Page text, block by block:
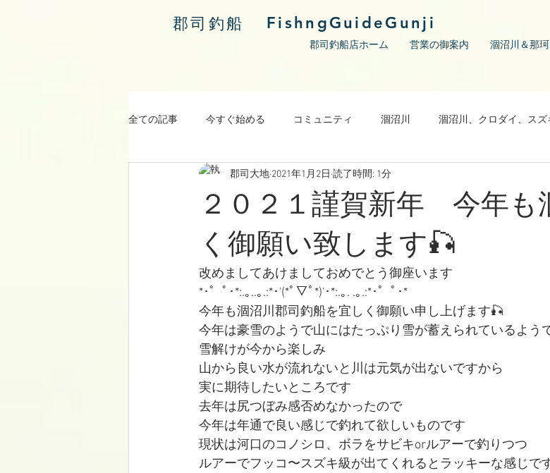
郡司釣船 FishngGuideGunji
郡司釣船店ホーム 営業の御案内 涸沼川＆那
全ての記事 今すぐ始める コミュニティ 涸沼川 涸沼川、クロダイ、スズ
涸沼川釣果報告
２０２１謹賀新年 今年も
く御願い致します🎣
郡司大地 2021年1月2日 読了時間: 1分
改めましてあけましておめでとう御座います
*･゜ﾟ･*:.｡..｡.:*･'(*ﾟ▽ﾟ*)'･*:.｡. .｡.:*･゜ﾟ･*
今年も涸沼川郡司釣船を宜しく御願い申し上げます🎣
今年は豪雪のようで山にはたっぷり雪が蓄えられているよう
雪解けが今から楽しみ
山から良い水が流れないと川は元気が出ないですから
実に期待したいところです
去年は尻つぼみ感否めなかったので
今年は年通で良い感じで釣れて欲しいものです
現状は河口のコノシロ、ボラをサビキorルアーで釣りつつ
ルアーでフッコ〜スズキ級が出てくれるとラッキーな感じで